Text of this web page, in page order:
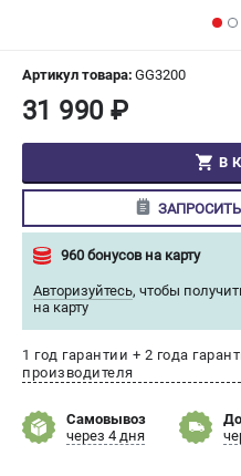
МАГАЗИНЫ
Сервисный центр
Нашли дешевле?
Политика обработки
О компании
Артикул товара: GG3200
31 990 ₽
В
960 бонусов на карту
Авторизуйтесь, чтобы
на карту
1 год гарантии + 2 года
производителя
Самовывоз
через 4 дня